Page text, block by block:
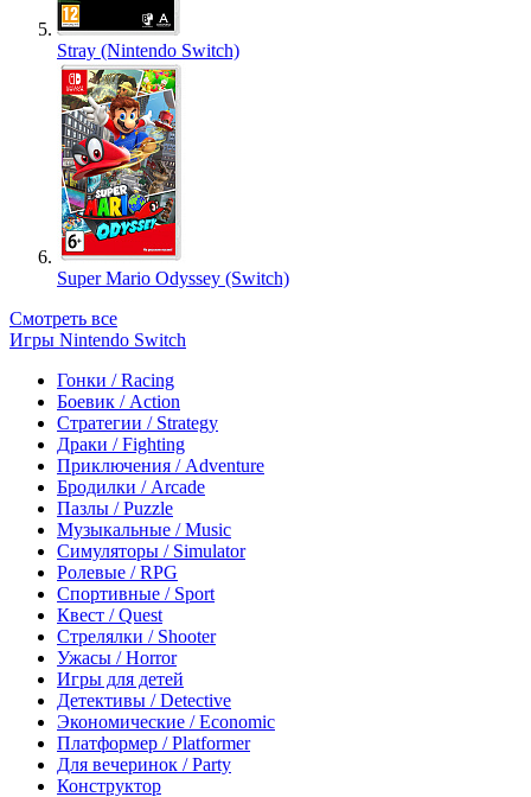
Stray (Nintendo Switch)
Super Mario Odyssey (Switch)
Смотреть все
Игры Nintendo Switch
Гонки / Racing
Боевик / Action
Стратегии / Strategy
Драки / Fighting
Приключения / Adventure
Бродилки / Arcade
Пазлы / Puzzle
Музыкальные / Music
Симуляторы / Simulator
Ролевые / RPG
Спортивные / Sport
Квест / Quest
Стрелялки / Shooter
Ужасы / Horror
Игры для детей
Детективы / Detective
Экономические / Economic
Платформер / Platformer
Для вечеринок / Party
Конструктор